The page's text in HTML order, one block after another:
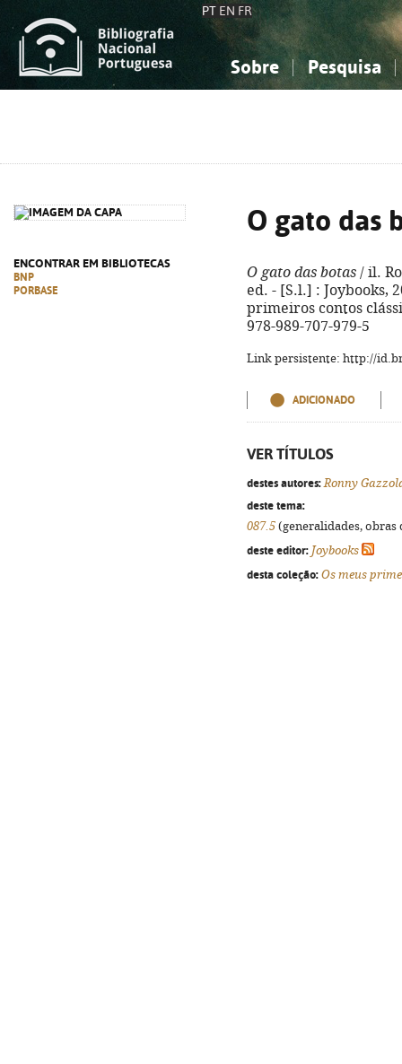
PT EN FR
Sobre Pesquisa
ENCONTRAR EM BIBLIOTECAS
BNP
PORBASE
O gato das
O gato das botas / il.
ed. - [S.l.] : Joybooks,
primeiros contos
978-989-707-979-5
Link persistente: http://
ADICIONADO
VER TÍTULOS
destes autores: Ronny
deste tema:
087.5 (generalidades,
deste editor: Joybooks
desta coleção: Os meus